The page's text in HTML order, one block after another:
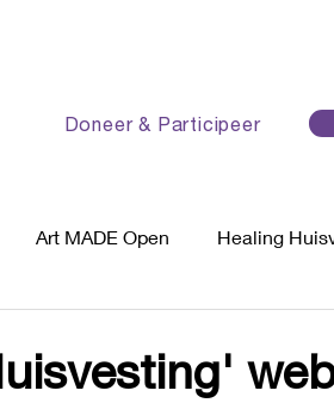
Doneer & Participeer
Art MADE Open Healing